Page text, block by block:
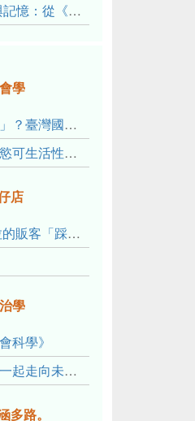
討「我們的」立場性(positionality)
學
「散播愛心」還是「打工度假」？臺灣國內與跨國捐卵的利他修辭、金錢動機與身體代價
當性別不只是種身分：從「情慾可生活性」理解跨性別者的身體、慾望與認同探索
店
完美風暴：1623年前往馬尼拉的販客「踩線團」怎麼會困死於澎湖?
學
科學》
《台灣紀行》推薦序：讓我們一起走向未來文明的備忘錄
多路。